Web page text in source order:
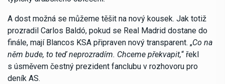
A dost možná se můžeme těšit na nový kousek. Jak totiž
prozradil Carlos Baldó, pokud se Real Madrid dostane do
finále, mají Blancos KSA připraven nový transparent. „Co na
něm bude, to teď neprozradím. Chceme překvapit,“ řekl
s úsměvem čestný prezident fanclubu v rozhovoru pro
deník AS.